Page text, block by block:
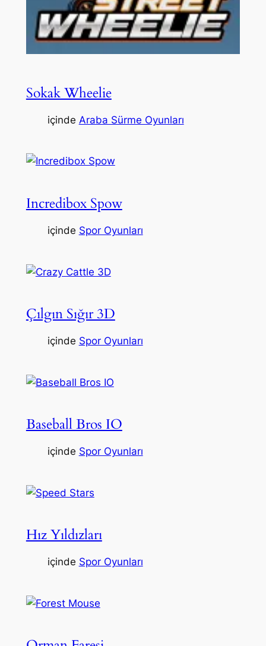
Sokak Wheelie
içinde Araba Sürme Oyunları
Incredibox Spow
içinde Spor Oyunları
Çılgın Sığır 3D
içinde Spor Oyunları
Baseball Bros IO
içinde Spor Oyunları
Hız Yıldızları
içinde Spor Oyunları